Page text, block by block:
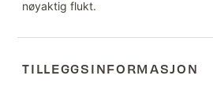
nøyaktig flukt.
TILLEGGSINFORMASJON